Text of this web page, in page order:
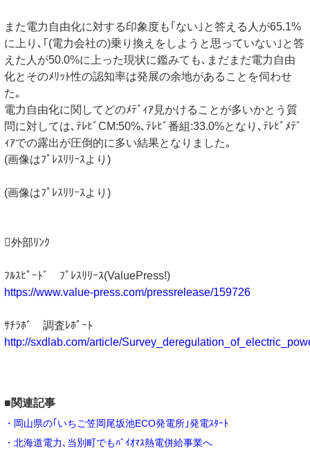
また電力自由化に対する印象度も｢ない｣と答える人が65.1%
に上り､｢(電力会社の)乗り換えをしようと思っていない｣と答
えた人が50.0%に上った現状に鑑みても､まだまだ電力自由
化とそのﾒﾘｯﾄ性の認知率は発展の余地があることを伺わせ
た｡
電力自由化に関してどのﾒﾃﾞｨｱ見かけることが多いかとう質
問に対しては､ﾃﾚﾋﾞCM:50%､ﾃﾚﾋﾞ番組:33.0%となり､ﾃﾚﾋﾞﾒﾃﾞ
ｨｱでの露出が圧倒的に多い結果となりました｡
(画像はﾌﾟﾚｽﾘﾘｰｽより)
(画像はﾌﾟﾚｽﾘﾘｰｽより)
外部ﾘﾝｸ
ﾌﾙｽﾋﾟｰﾄﾞ ﾌﾟﾚｽﾘﾘｰｽ(ValuePress!)
https://www.value-press.com/pressrelease/159726
ｻﾁﾗﾎﾞ 調査ﾚﾎﾟｰﾄ
http://sxdlab.com/article/
■関連記事
・岡山県の｢いちご笠岡尾坂池ECO発電所｣発電ｽﾀｰﾄ
・北海道電力､当別町でもﾊﾞｲｵﾏｽ熱電併給事業へ